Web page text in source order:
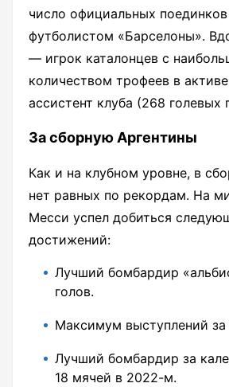
число официальных
футболистом «Барселоны».
— игрок каталонцев с
количеством трофеев в
ассистент клуба (268 голевых
За сборную Аргентины
Как и на клубном уровне, в
нет равных по рекордам. На
Месси успел добиться
достижений:
Лучший бомбардир
голов.
Максимум выступлений
Лучший бомбардир за
18 мячей в 2022-м.